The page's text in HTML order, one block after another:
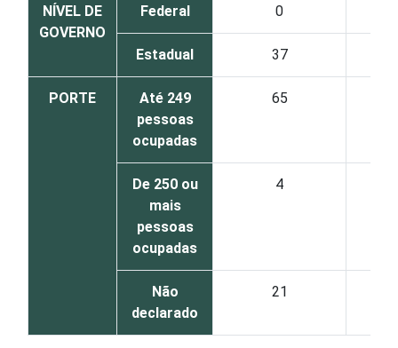
NÍVEL DE
GOVERNO
Federal 0
Estadual 37
PORTE
Até 249
pessoas
ocupadas
65
De 250 ou
mais
pessoas
ocupadas
4
Não
declarado
21